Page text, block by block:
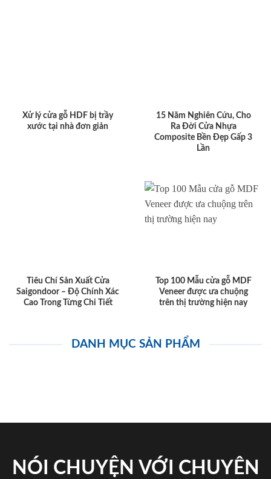
Xử lý cửa gỗ HDF bị trầy
xước tại nhà đơn giản
15 Năm Nghiên Cứu, Cho
Ra Đời Cửa Nhựa
Composite Bền Đẹp Gấp 3
Lần
Tiêu Chí Sản Xuất Cửa
Saigondoor – Độ Chính Xác
Cao Trong Từng Chi Tiết
Top 100 Mẫu cửa gỗ MDF
Veneer được ưa chuộng
trên thị trường hiện nay
DANH MỤC SẢN PHẨM
NÓI CHUYỆN VỚI CHUYÊN